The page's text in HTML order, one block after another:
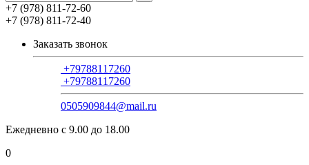
+7 (978) 811-72-60
+7 (978) 811-72-40
Заказать звонок
+79788117260
+79788117260
0505909844@mail.ru
Ежедневно с 9.00 до 18.00
0